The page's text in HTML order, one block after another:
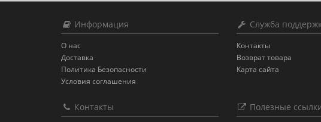
Информация
О нас
Доставка
Политика Безопасности
Условия соглашения
Служба
Контакты
Возврат товара
Карта сайта
Контакты Полезные